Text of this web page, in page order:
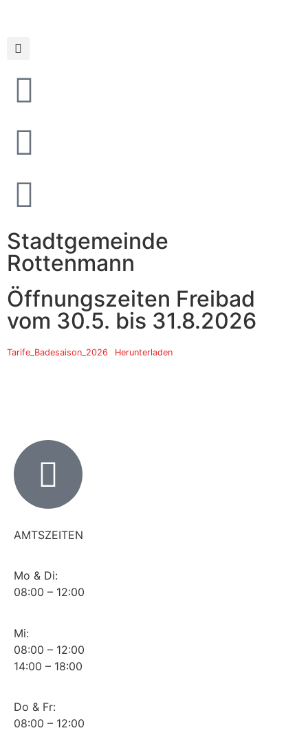
Stadtgemeinde
Rottenmann
Öffnungszeiten Freibad
vom 30.5. bis 31.8.2026
Tarife_Badesaison_2026 Herunterladen
AMTSZEITEN
Mo & Di:
08:00 – 12:00
Mi:
08:00 – 12:00
14:00 – 18:00
Do & Fr:
08:00 – 12:00